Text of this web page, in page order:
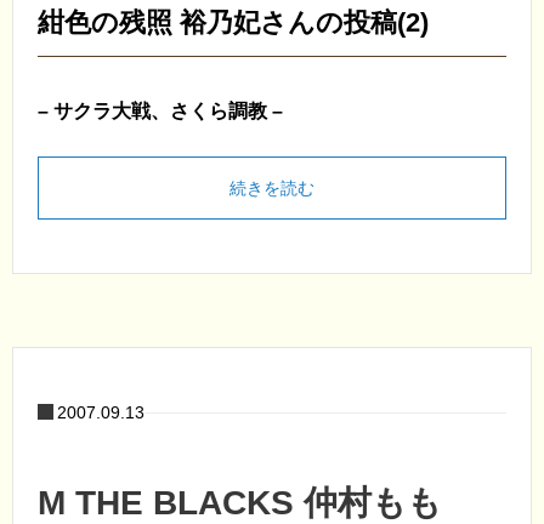
紺色の残照 裕乃妃さんの投稿(2)
– サクラ大戦、さくら調教 –
続きを読む
2007.09.13
M THE BLACKS 仲村もも